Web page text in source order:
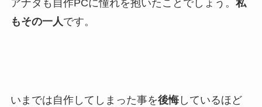
アナタも自作PCに憧れを抱いたことでしょう。 私
もその一人 です。
いまでは自作してしまった事を後悔しているほど